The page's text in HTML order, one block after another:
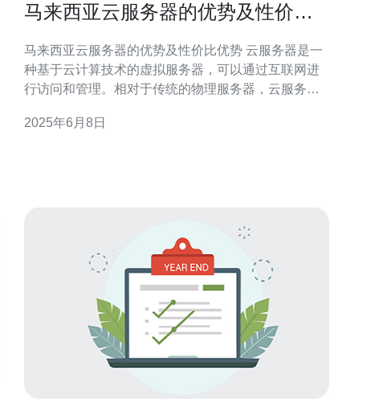
马来西亚云服务器的优势及性价比
马来西亚云服务器的优势及性价比优势 云服务器是一
种基于云计算技术的虚拟服务器，可以通过互联网进
行访问和管理。相对于传统的物理服务器，云服务器
地区的经济中心，拥有良好的互联网基础设施和政治
2025年6月8日